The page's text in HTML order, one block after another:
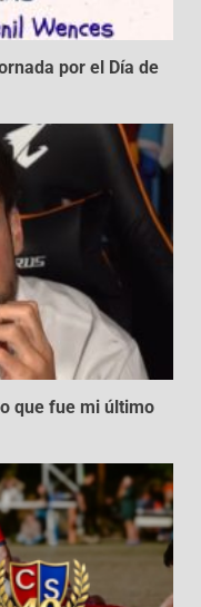
por el Día de
que fue mi último